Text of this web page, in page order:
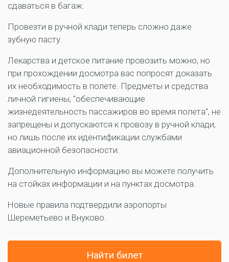
сдаваться в багаж.
Провезти в ручной клади теперь сложно даже
зубную пасту.
Лекарства и детское питание провозить можно, но
при прохождении досмотра вас попросят доказать
их необходимость в полете. Предметы и средства
личной гигиены, "обеспечивающие
жизнедеятельность пассажиров во время полета", не
запрещены и допускаются к провозу в ручной клади,
но лишь после их идентификации службами
авиационной безопасности.
Дополнительную информацию вы можете получить
на стойках информации и на пунктах досмотра.
Новые правила подтвердили аэропорты
Шереметьево и Внуково.
Найти билет